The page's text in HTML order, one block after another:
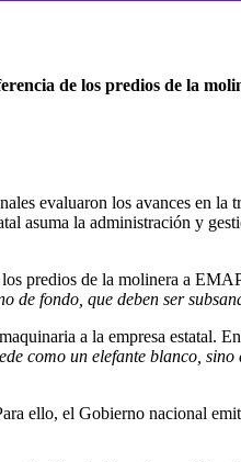
de los predios de la
evaluaron los avances en la
asuma la administración y
predios de la molinera a
de fondo, que deben ser
a la empresa estatal.
como un elefante blanco,
ello, el Gobierno nacional